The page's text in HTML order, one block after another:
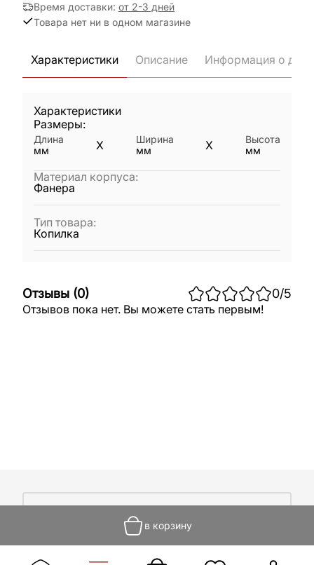
Время доставки: от 2-3 дней
Товара нет ни в одном магазине
в корзину
Характеристики Описание Информация о
Характеристики
Размеры:
Длина
мм
X
Ширина
мм
X
Высота
мм
Материал корпуса:
Фанера
Тип товара:
Копилка
Отзывы (0) 0/5
Отзывов пока нет. Вы можете стать первым!
О компании
Покупателям